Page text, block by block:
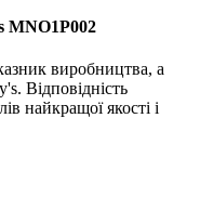
MNO1P002
виробництва, а
Відповідність
найкращої якості і